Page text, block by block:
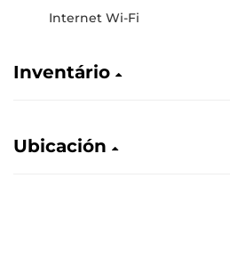
Internet Wi-Fi
Inventário
Ubicación